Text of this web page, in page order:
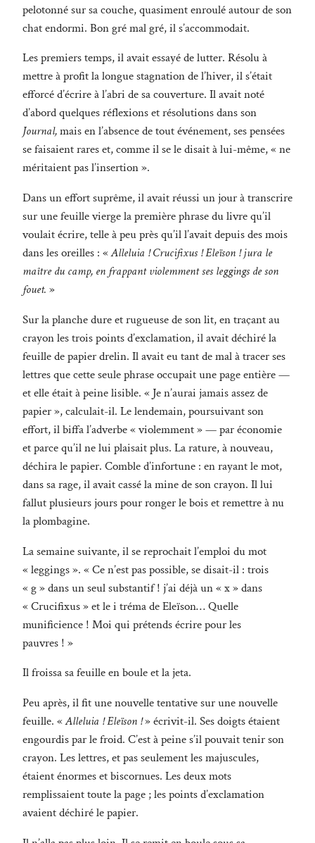
pelotonné sur sa couche, quasiment enroulé autour de son
chat endormi. Bon gré mal gré, il s’accommodait.
Les premiers temps, il avait essayé de lutter. Résolu à
mettre à profit la longue stagnation de l’hiver, il s’était
efforcé d’écrire à l’abri de sa couverture. Il avait noté
d’abord quelques réflexions et résolutions dans son
Journal,mais en l’absence de tout événement, ses pensées
se faisaient rares et, comme il se le disait à lui-même, « ne
méritaient pas l’insertion ».
Dans un effort suprême, il avait réussi un jour à transcrire
sur une feuille vierge la première phrase du livre qu’il
voulait écrire, telle à peu près qu’il l’avait depuis des mois
dans les oreilles : «Alleluia ! Crucifixus ! Eleïson ! jura le
maître du camp, en frappant violemment ses leggings de son
fouet. »
Sur la planche dure et rugueuse de son lit, en traçant au
crayon les trois points d’exclamation, il avait déchiré la
feuille de papier drelin. Il avait eu tant de mal à tracer ses
lettres que cette seule phrase occupait une page entière —
et elle était à peine lisible. « Je n’aurai jamais assez de
papier », calculait-il. Le lendemain, poursuivant son
effort, il biffa l’adverbe « violemment » — par économie
et parce qu’il ne lui plaisait plus. La rature, à nouveau,
déchira le papier. Comble d’infortune : en rayant le mot,
dans sa rage, il avait cassé la mine de son crayon. Il lui
fallut plusieurs jours pour ronger le bois et remettre à nu
la plombagine.
La semaine suivante, il se reprochait l’emploi du mot
« leggings ». « Ce n’est pas possible, se disait-il : trois
« g » dans un seul substantif ! j’ai déjà un « x » dans
« Crucifixus » et le i tréma de Eleïson… Quelle
munificience ! Moi qui prétends écrire pour les
pauvres ! »
Il froissa sa feuille en boule et la jeta.
Peu après, il fit une nouvelle tentative sur une nouvelle
feuille. «Alleluia ! Eleïson !» écrivit-il. Ses doigts étaient
engourdis par le froid. C’est à peine s’il pouvait tenir son
crayon. Les lettres, et pas seulement les majuscules,
étaient énormes et biscornues. Les deux mots
remplissaient toute la page ; les points d’exclamation
avaient déchiré le papier.